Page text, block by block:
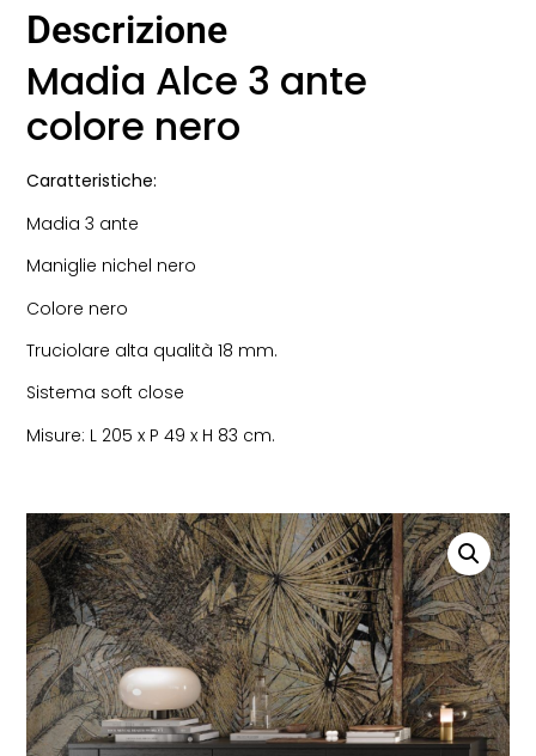
Descrizione
Madia Alce 3 ante
colore nero
Caratteristiche:
Madia 3 ante
Maniglie nichel nero
Colore nero
Truciolare alta qualità 18 mm.
Sistema soft close
Misure: L 205 x P 49 x H 83 cm.